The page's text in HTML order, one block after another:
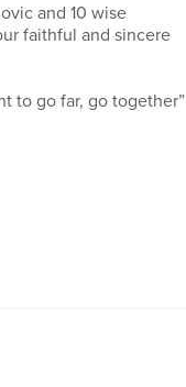
and 10 wise
faithful and sincere
to go far, go together”